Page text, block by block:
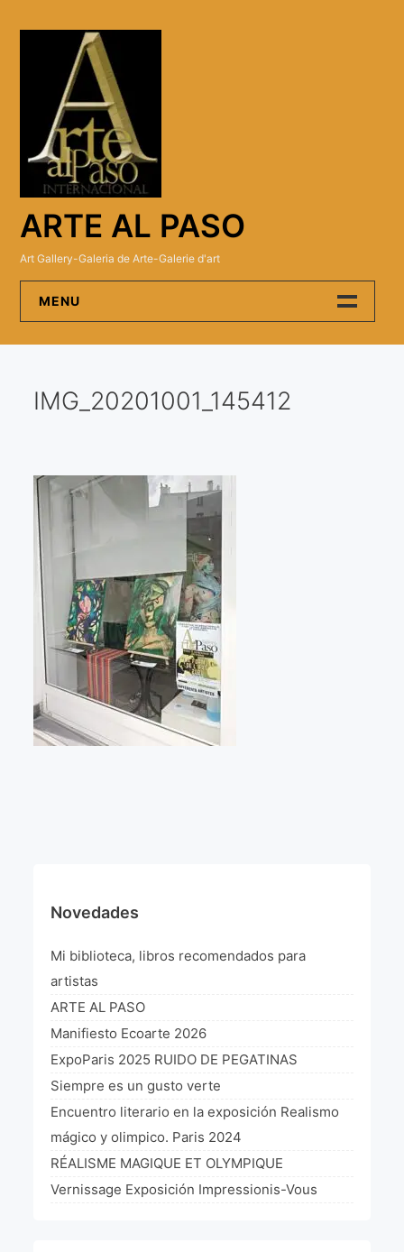
ARTE AL PASO
Art Gallery-Galeria de Arte-Galerie d'art
MENU
Artistas
Visitas a los ateliers o talleres de artistas
Presse
Qué dicen de nosotros?
Aviso legal
Política de cookies
Expositions
Bruit de gommettes Paris 2025
L’art Colombien à Paris 2019
L’art Latino-américain à Paris 2019
Reflecting Source. NY 2019
«Sincronías con sentido» Bogotá Colombia 2019
«Huellas trashumantes» New York 2018
Commissaire D’exposition
IMG_20201001_145412
Novedades
Mi biblioteca, libros recomendados para
artistas
ARTE AL PASO
Manifiesto Ecoarte 2026
ExpoParis 2025 RUIDO DE PEGATINAS
Siempre es un gusto verte
Encuentro literario en la exposición Realismo
mágico y olimpico. Paris 2024
RÉALISME MAGIQUE ET OLYMPIQUE
Vernissage Exposición Impressionis-Vous